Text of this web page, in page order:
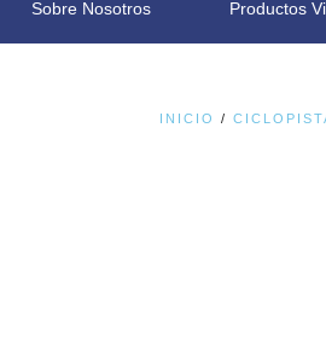
Sobre Nosotros Productos
INICIO /